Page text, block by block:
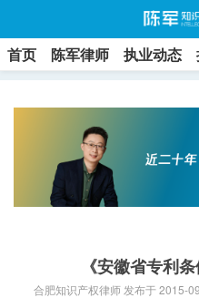
首页 陈军律师 执业动态
《安徽省专利
合肥知识产权律师 发布于 2015-